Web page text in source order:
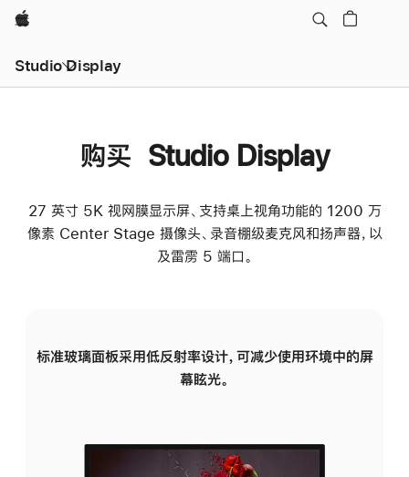
Apple
Studio Display
购买 Studio Display
27 英寸 5K 视网膜显示屏、支持桌上视角功能的 1200 万
像素 Center Stage 摄像头、录音棚级麦克风和扬声器，以
及雷雳 5 端口。
标准玻璃面板采用低反射率设计，可减少使用环境中的屏
幕眩光。